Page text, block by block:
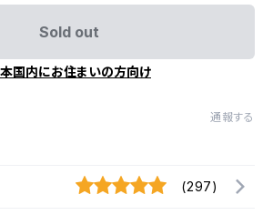
Sold out
国内にお住まいの方向け
通報する
(297)